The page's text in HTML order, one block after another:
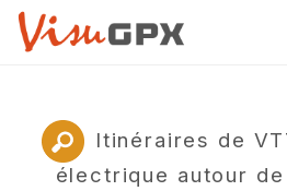
Itinéraires de
électrique autour